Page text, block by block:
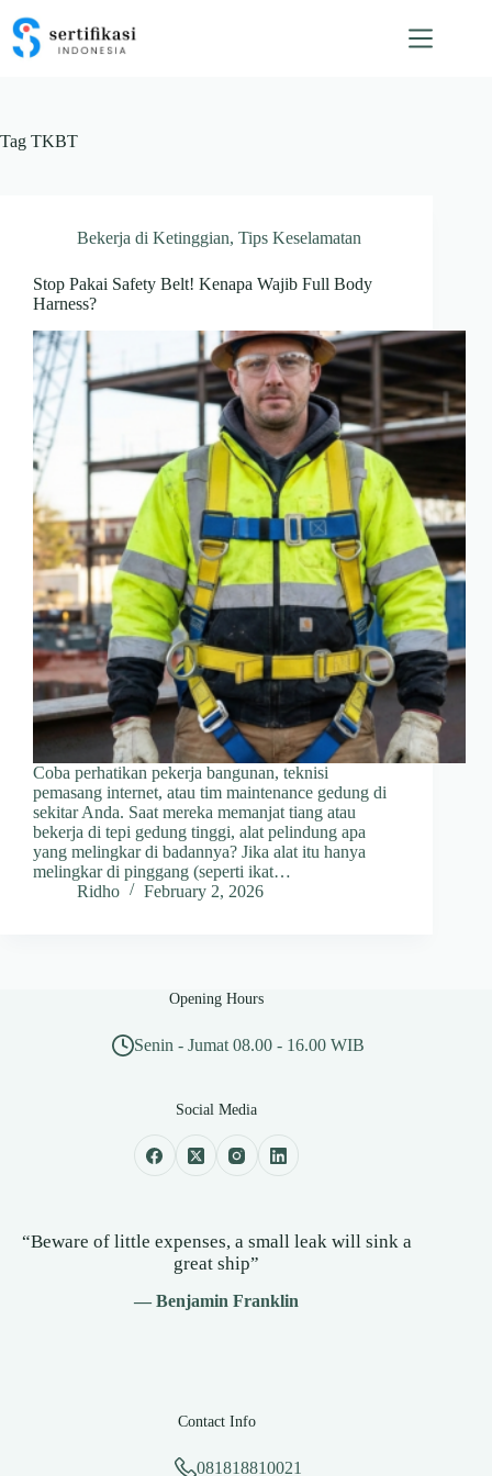
content
Tag TKBT
Bekerja di Ketinggian, Tips Keselamatan
Stop Pakai Safety Belt! Kenapa Wajib Full Body
Harness?
Coba perhatikan pekerja bangunan, teknisi
pemasang internet, atau tim maintenance gedung di
sekitar Anda. Saat mereka memanjat tiang atau
bekerja di tepi gedung tinggi, alat pelindung apa
yang melingkar di badannya? Jika alat itu hanya
melingkar di pinggang (seperti ikat…
Ridho
February 2, 2026
Opening Hours
Senin - Jumat 08.00 - 16.00 WIB
Social Media
“Beware of little expenses, a small leak will sink a
great ship”
— Benjamin Franklin
Contact Info
081818810021